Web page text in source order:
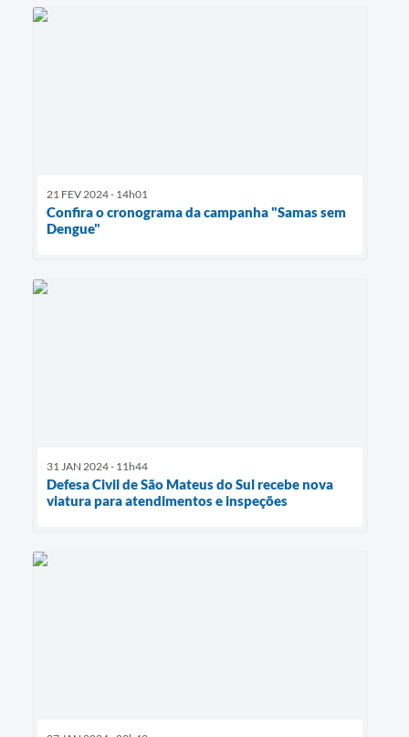
21 FEV 2024 - 14h01
Confira o cronograma da campanha "Samas sem
Dengue"
31 JAN 2024 - 11h44
Defesa Civil de São Mateus do Sul recebe nova
viatura para atendimentos e inspeções